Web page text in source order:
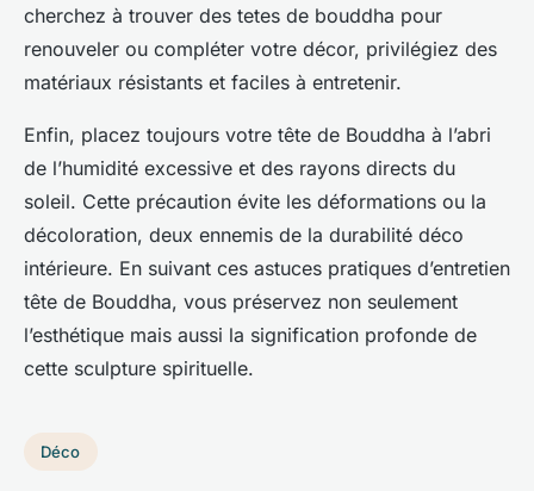
cherchez à trouver des tetes de bouddha pour
renouveler ou compléter votre décor, privilégiez des
matériaux résistants et faciles à entretenir.
Enfin, placez toujours votre tête de Bouddha à l’abri
de l’humidité excessive et des rayons directs du
soleil. Cette précaution évite les déformations ou la
décoloration, deux ennemis de la durabilité déco
intérieure. En suivant ces astuces pratiques d’entretien
tête de Bouddha, vous préservez non seulement
l’esthétique mais aussi la signification profonde de
cette sculpture spirituelle.
Déco